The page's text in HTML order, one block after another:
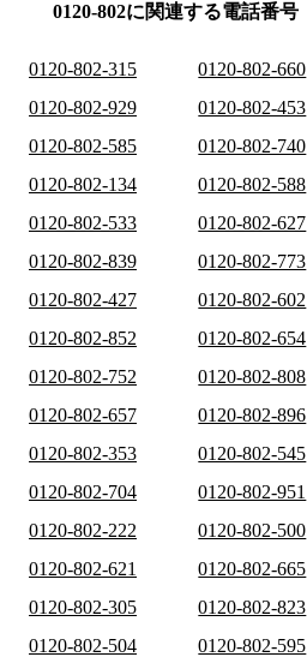
0120-802に関連する電話番号
0120-802-315 0120-802-660
0120-802-929
0120-802-453
0120-802-585
0120-802-740
0120-802-134
0120-802-588
0120-802-533
0120-802-627
0120-802-839
0120-802-773
0120-802-427
0120-802-602
0120-802-852
0120-802-654
0120-802-752
0120-802-808
0120-802-657
0120-802-896
0120-802-353
0120-802-545
0120-802-704
0120-802-951
0120-802-222
0120-802-500
0120-802-621
0120-802-665
0120-802-305
0120-802-823
0120-802-504
0120-802-595